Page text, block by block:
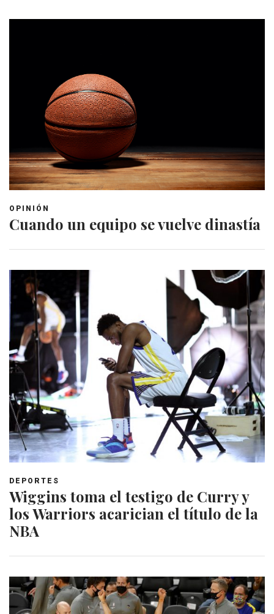
OPINIÓN
Cuando un equipo se vuelve dinastía
DEPORTES
Wiggins toma el testigo de Curry y
los Warriors acarician el título de la
NBA